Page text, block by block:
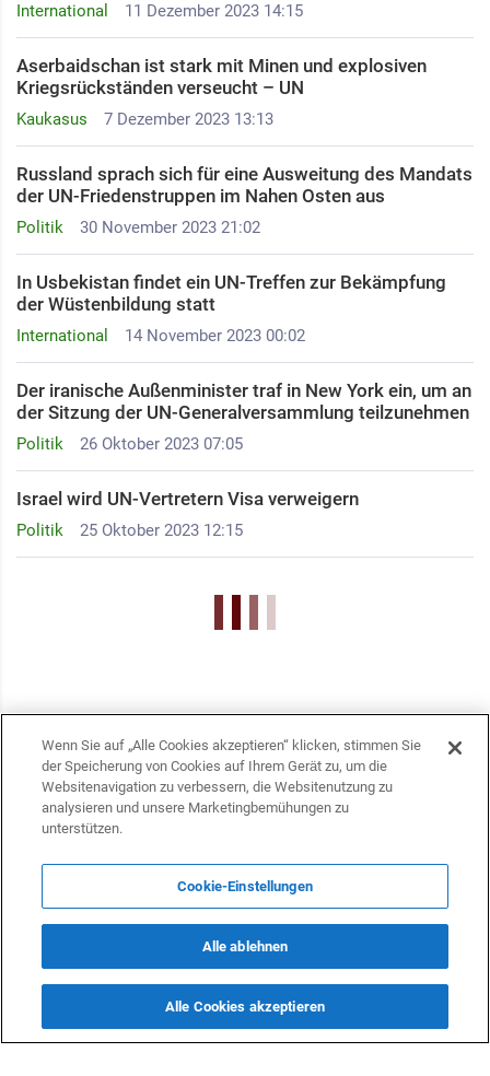
International 11 Dezember 2023 14:15
Kaukasus 7 Dezember 2023 13:13
Aserbaidschan ist stark mit Minen und explosiven
Kriegsrückständen verseucht – UN
Politik 30 November 2023 21:02
Russland sprach sich für eine Ausweitung des Mandats
der UN-Friedenstruppen im Nahen Osten aus
International 14 November 2023 00:02
In Usbekistan findet ein UN-Treffen zur Bekämpfung
der Wüstenbildung statt
Politik 26 Oktober 2023 07:05
Der iranische Außenminister traf in New York ein, um an
der Sitzung der UN-Generalversammlung teilzunehmen
Politik 25 Oktober 2023 12:15
Israel wird UN-Vertretern Visa verweigern
KONTAKTE
Wenn Sie auf „Alle Cookies akzeptieren“ klicken, stimmen Sie
der Speicherung von Cookies auf Ihrem Gerät zu, um die
Websitenavigation zu verbessern, die Websitenutzung zu
analysieren und unsere Marketingbemühungen zu
unterstützen.
Cookie-Einstellungen
Alle ablehnen
Alle Cookies akzeptieren